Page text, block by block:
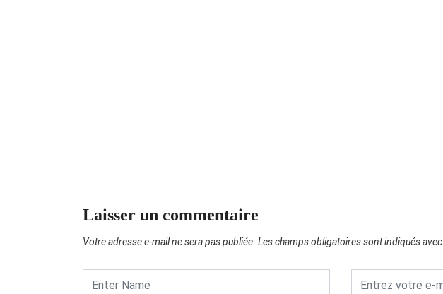
Laisser un commentaire
Votre adresse e-mail ne sera pas publiée. Les champs obligatoires sont indiqués avec